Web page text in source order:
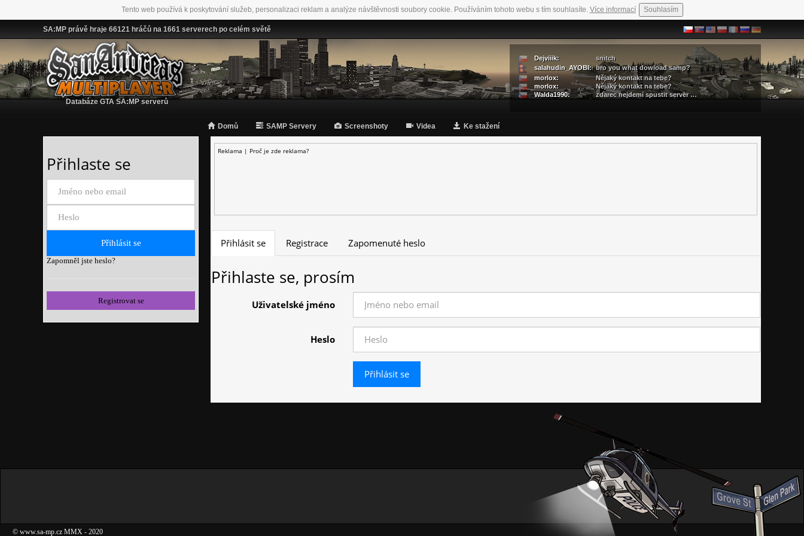
Tento web používá k poskytování služeb, personalizaci reklam a analýze návštěvnosti soubory cookie. Používáním tohoto webu s tím souhlasíte. Více informací Souhlasím
SA:MP právě hraje 66121 hráčů na 1661 serverech po celém světě
Databáze GTA SA:MP serverů
Dejviiik:
snitch
salahudin_AYOBI: bro you what dowload samp?
morlox:
Nějaký kontakt na tebe?
morlox:
Nějaký kontakt na tebe?
Walda1990:
zdarec nejdemi spustit server …
Domů SAMP Servery Screenshoty Videa Ke stažení
Reklama | Proč je zde reklama?
Přihlásit se Registrace Zapomenuté heslo
Přihlaste se, prosím
Uživatelské jméno
Heslo
Přihlaste se
Zapomněl jste heslo?
Registrovat se
© www.sa-mp.cz MMX - 2020